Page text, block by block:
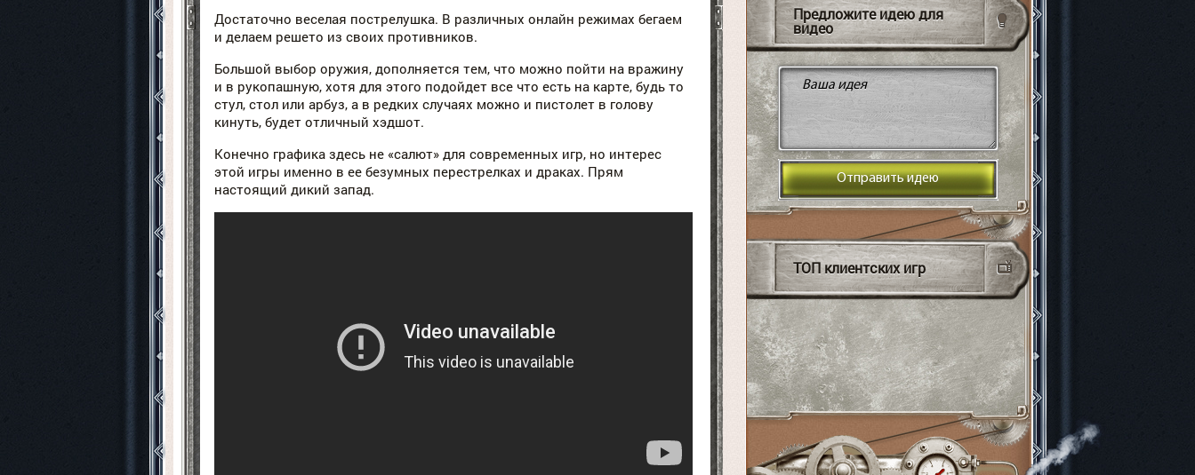
Достаточно веселая пострелушка. В различных онлайн режимах бегаем
и делаем решето из своих противников.
Большой выбор оружия, дополняется тем, что можно пойти на вражину
и в рукопашную, хотя для этого подойдет все что есть на карте, будь то
стул, стол или арбуз, а в редких случаях можно и пистолет в голову
кинуть, будет отличный хэдшот.
Конечно графика здесь не «салют» для современных игр, но интерес
этой игры именно в ее безумных перестрелках и драках. Прям
настоящий дикий запад.
Предложите идею для
видео
Отправить идею
ТОП клиентских игр